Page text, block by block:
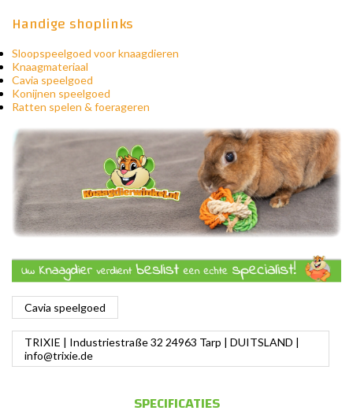
Handige shoplinks
Sloopspeelgoed voor knaagdieren
Knaagmateriaal
Cavia speelgoed
Konijnen speelgoed
Ratten spelen & foerageren
Cavia speelgoed
TRIXIE | Industriestraße 32 24963 Tarp | DUITSLAND |
info@trixie.de
SPECIFICATIES